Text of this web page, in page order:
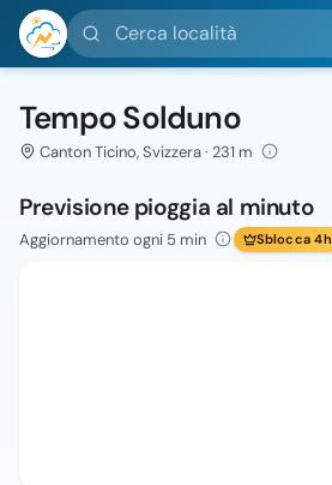
Cerca località
Tempo Solduno
Canton Ticino, Svizzera · 231 m
Previsione pioggia al minuto
Aggiornamento ogni 5 min Sblocca 4h